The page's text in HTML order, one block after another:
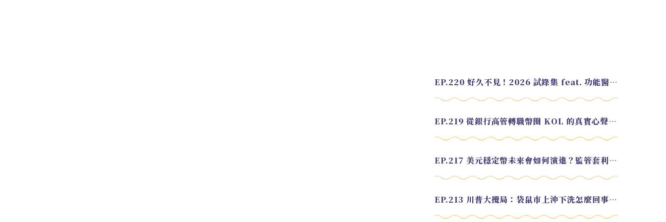
EP.220 好久不見！2026 試錄集 feat. 功能醫學營養師 美寶
EP.219 從銀行高管轉職幣圈 KOL 的真實心聲 feat.龜大
EP.217 美元穩定幣未來會如何演進？監管套利終將收斂？feat. 研究員 余哲安
EP.213 川普大攪局：袋鼠市上沖下洗怎麼回事？feat. Alvin